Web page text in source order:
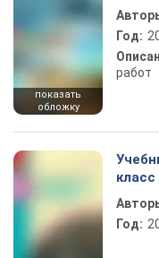
показать
обложку
Год:
работ
класс
Год: